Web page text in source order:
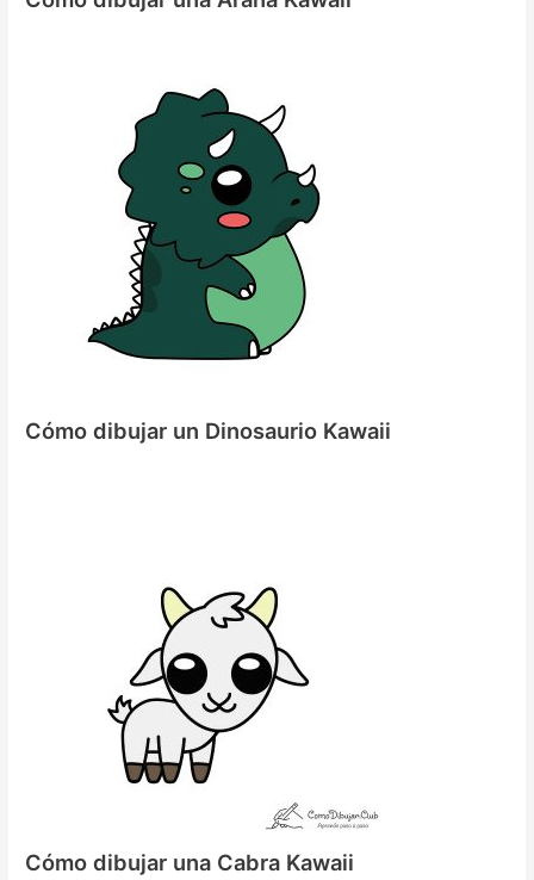
Cómo dibujar un Dinosaurio Kawaii
Cómo dibujar una Cabra Kawaii